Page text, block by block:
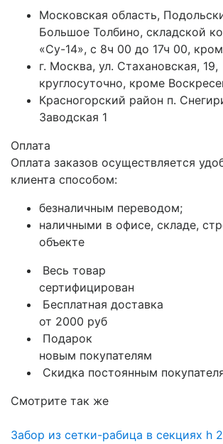
Московская область,
Большое Толбино, складской
«Су-14», с 8ч 00 до 17ч 00,
г. Москва, ул. Стахановская, 19,
круглосуточно, кроме
Красногорский район п.
Заводская 1
Оплата
Оплата заказов осуществляется
клиента способом:
безналичным переводом;
наличными в офисе, складе,
объекте
Весь товар
сертифицирован
Бесплатная доставка
от 2000 руб
Подарок
новым покупателям
Скидка постоянным
Смотрите так же
Забор из сетки-рабица в секциях h